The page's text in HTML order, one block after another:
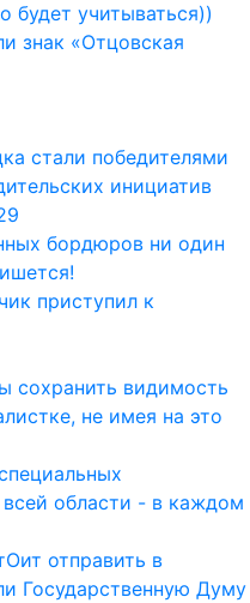
будет учитываться))
знак «Отцовская
стали победителями
инициатив
бордюров ни один
приступил к
сохранить видимость
не имея на это
области - в каждом
отправить в
Государственную Думу